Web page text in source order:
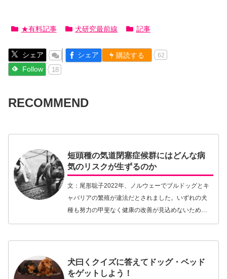
★有料記事 犬研究最前線 記事
シェア シェア 購読する 62
Follow 18
RECOMMEND
短頭種の気道閉塞症候群にはどんな病
気のリスクが生ずるのか
文：尾形聡子2022年、ノルウェーでブルドッグとキ
ャバリアの繁殖が違法だとされました。いずれの犬
種も努力の甲斐なく健康の改善が見込めないため、
犬曰くクイズに答えてドッグ・ベッド
をゲットしよう！